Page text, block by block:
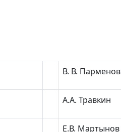
В. В. Парменов
А.А. Травкин
Е.В. Мартынов